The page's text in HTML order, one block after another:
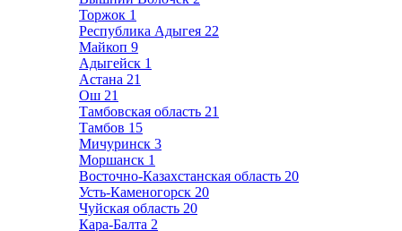
Торжок 1
Республика Адыгея 22
Майкоп 9
Адыгейск 1
Астана 21
Ош 21
Тамбовская область 21
Тамбов 15
Мичуринск 3
Моршанск 1
Восточно-Казахстанская область 20
Усть-Каменогорск 20
Чуйская область 20
Кара-Балта 2